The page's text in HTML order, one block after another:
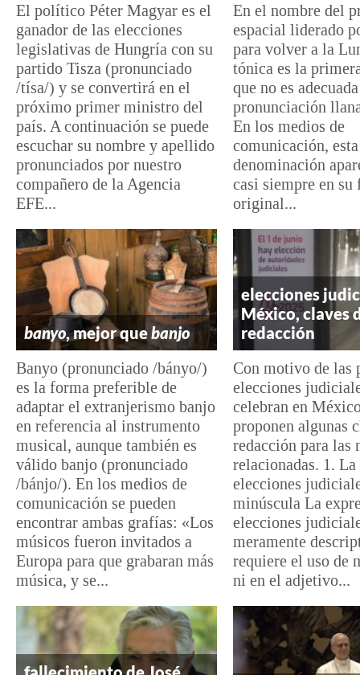
El político Péter Magyar es el
ganador de las elecciones
legislativas de Hungría con su
partido Tisza (pronunciado
/tísa/) y se convertirá en el
próximo primer ministro del
país. A continuación se puede
escuchar su nombre y apellido
pronunciados por nuestro
compañero de la Agencia
EFE...
En el nombre del
espacial liderado
para volver a la
tónica es la
que no es
pronunciación
En los medios de
comunicación, esta
denominación
casi siempre en su
original...
banyo, mejor quebanjo
Banyo (pronunciado /bányo/)
es la forma preferible de
adaptar el extranjerismo banjo
en referencia al instrumento
musical, aunque también es
válido banjo (pronunciado
/bánjo/). En los medios de
comunicación se pueden
encontrar ambas grafías: «Los
músicos fueron invitados a
Europa para que grabaran más
música, y se...
elecciones
México, claves
redacción
Con motivo de las
elecciones
celebran en
proponen algunas
redacción para las
relacionadas. 1.
elecciones
minúscula La
elecciones
meramente
requiere el uso de
ni en el adjetivo...